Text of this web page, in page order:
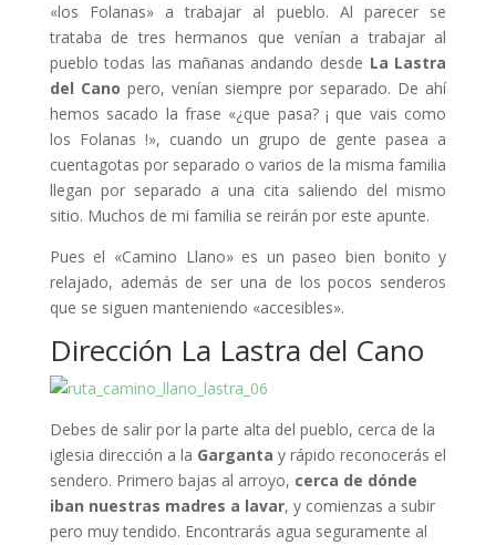
«los Folanas» a trabajar al pueblo. Al parecer se
trataba de tres hermanos que venían a trabajar al
pueblo todas las mañanas andando desde La Lastra
del Cano pero, venían siempre por separado. De ahí
hemos sacado la frase «¿que pasa? ¡ que vais como
los Folanas !», cuando un grupo de gente pasea a
cuentagotas por separado o varios de la misma familia
llegan por separado a una cita saliendo del mismo
sitio. Muchos de mi familia se reirán por este apunte.
Pues el «Camino Llano» es un paseo bien bonito y
relajado, además de ser una de los pocos senderos
que se siguen manteniendo «accesibles».
Dirección La Lastra del Cano
Debes de salir por la parte alta del pueblo, cerca de la
iglesia dirección a la Garganta y rápido reconocerás el
sendero. Primero bajas al arroyo, cerca de dónde
iban nuestras madres a lavar, y comienzas a subir
pero muy tendido. Encontrarás agua seguramente al